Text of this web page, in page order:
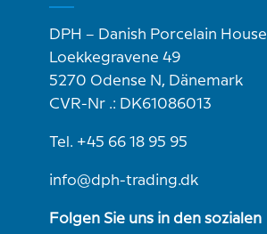
DPH – Danish Porcelain House
Loekkegravene 49
5270 Odense N, Dänemark
CVR-Nr .: DK61086013
Tel. +45 66 18 95 95
info@dph-trading.dk
Folgen Sie uns in den sozialen